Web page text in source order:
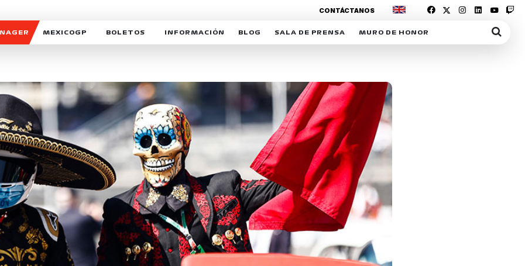
MEXICOGP
SOSTENIBILIDAD
CELEBRA CON NOSOTROS
BOLETOS INFORMACIÓN
DERECHO DE PRIMERA OPCIÓN
REFORESTEMOS JUNTOS
MOTORSPORT ACADEMY
VOLUNTARIOS
EXPOSICIÓN FOTOGRÁFICA
CAMPEONATO
PATROCINADORES
LEGALES TICKETMASTER
BLOG
MEXICOGP
INTERACTIVOS
SALA DE PRENSA
ACREDITACIONES
MURO DE HONOR
CONTÁCTANOS